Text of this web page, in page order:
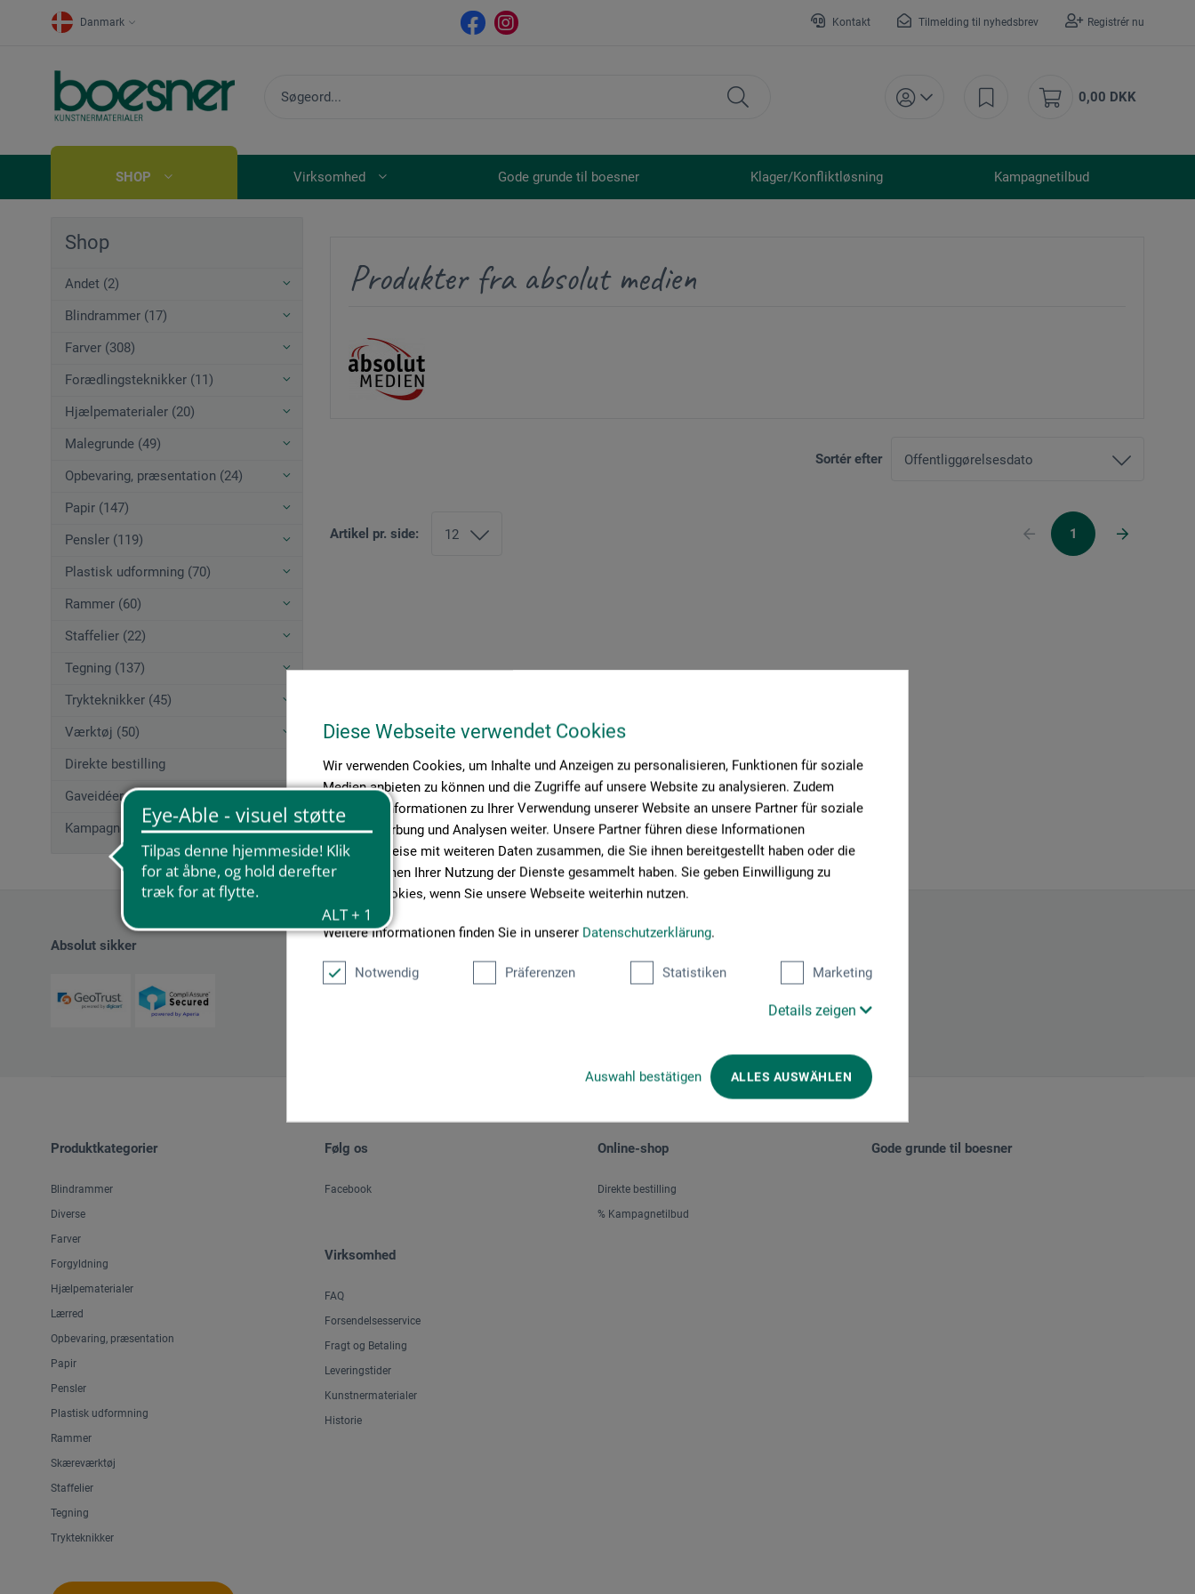
Diese Webseite verwendet Cookies
Wir verwenden Cookies, um Inhalte und Anzeigen zu personalisieren, Funktionen für soziale
Medien anbieten zu können und die Zugriffe auf unsere Website zu analysieren. Zudem
geben wir Informationen zu Ihrer Verwendung unserer Website an unsere Partner für soziale
Medien, Werbung und Analysen weiter. Unsere Partner führen diese Informationen
möglicherweise mit weiteren Daten zusammen, die Sie ihnen bereitgestellt haben oder die
sie im Rahmen Ihrer Nutzung der Dienste gesammelt haben. Sie geben Einwilligung zu
unseren Cookies, wenn Sie unsere Webseite weiterhin nutzen.
Weitere Informationen finden Sie in unserer Datenschutzerklärung.
Notwendig Präferenzen Statistiken Marketing
Details zeigen
Auswahl bestätigen ALLES AUSWÄHLEN
Danmark Kontakt Tilmelding til nyhedsbrev Registrér nu
0,00 DKK
SHOP Virksomhed Gode grunde til boesner Klager/Konfliktløsning Kampagnetilbud
Shop
Andet (2)
Blindrammer (17)
Farver (308)
Forædlingsteknikker (11)
Hjælpematerialer (20)
Malegrunde (49)
Opbevaring, præsentation (24)
Papir (147)
Pensler (119)
Plastisk udformning (70)
Rammer (60)
Staffelier (22)
Tegning (137)
Trykteknikker (45)
Værktøj (50)
Direkte bestilling
Gaveidéer (12)
Kampagnetilbud
Produkter fra absolut medien
Sortér efter
Artikel pr. side: 1
Absolut sikker
Produktkategorier
Blindrammer
Diverse
Farver
Forgyldning
Hjælpematerialer
Lærred
Opbevaring, præsentation
Papir
Pensler
Plastisk udformning
Rammer
Skæreværktøj
Staffelier
Tegning
Trykteknikker
Følg os
Facebook
Virksomhed
FAQ
Forsendelsesservice
Fragt og Betaling
Leveringstider
Kunstnermaterialer
Historie
Online-shop
Direkte bestilling
% Kampagnetilbud
Gode grunde til boesner